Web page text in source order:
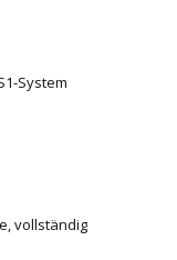
System
vollständig